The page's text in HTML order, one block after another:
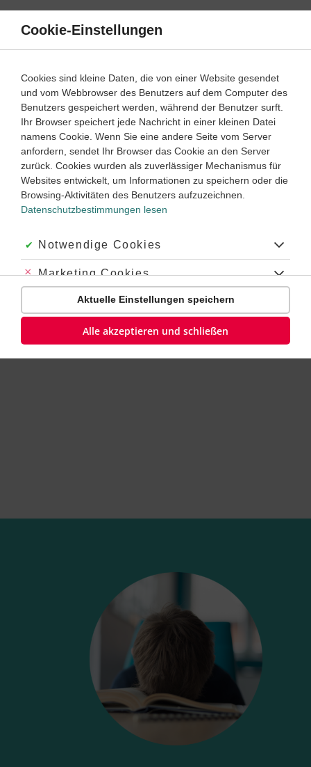
Direkt
Inhalt
Kim hat in Deutsch, Mathe, Englisch und 6 weiteren
Schulfächern immer von Lehrkräften geprüfte Erklärungen,
Videos oder Übungen parat.
24/7 auf
Learnattack.de WhatsAppmit Bildupload
und Sprachnachrichten verfügbar. Ideal, um bei den
Hausaufgaben und beim Lernen von Fremdsprachen zu
Kostet nur den Bruchteil einer typischen Nachhilfe und
schützt die Daten der Lernenden
Duden Learnattack 30 Tage testen
Cookie-Einstellungen
Cookies sind kleine Daten, die von einer Website gesendet
und vom Webbrowser des Benutzers auf dem Computer des
Benutzers gespeichert werden, während der Benutzer surft.
Ihr Browser speichert jede Nachricht in einer kleinen Datei
namens Cookie. Wenn Sie eine andere Seite vom Server
anfordern, sendet Ihr Browser das Cookie an den Server
zurück. Cookies wurden als zuverlässiger Mechanismus für
Websites entwickelt, um Informationen zu speichern oder die
Browsing-Aktivitäten des Benutzers aufzuzeichnen.
Datenschutzbestimmungen lesen
Akzeptiert:
Notwendige Cookies
Abgelehnt:
Marketing Cookies
Abgelehnt:
Personalisierungs-Cookies
Aktuelle Einstellungen speichern
Alle akzeptieren und schließen